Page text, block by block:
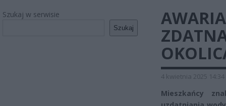
Szukaj w serwisie
Szukaj
4 kwietnia 2025 14:34
Mieszkańcy